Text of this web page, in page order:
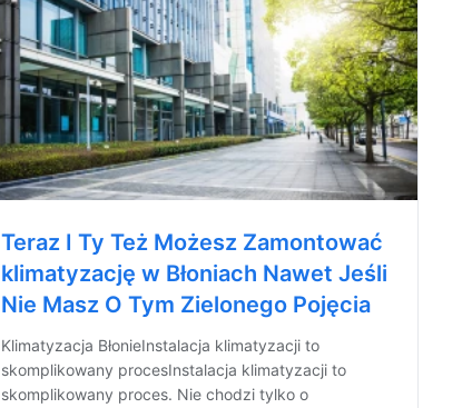
Teraz I Ty Też Możesz Zamontować
klimatyzację w Błoniach Nawet Jeśli
Nie Masz O Tym Zielonego Pojęcia
Klimatyzacja BłonieInstalacja klimatyzacji to
skomplikowany procesInstalacja klimatyzacji to
skomplikowany proces. Nie chodzi tylko o